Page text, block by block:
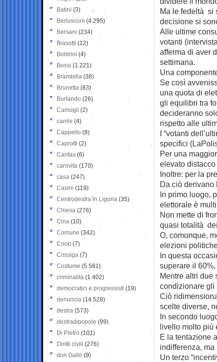
Ma le fedeltà si
decisione si
Alle ultime
votanti
afferma di aver
settimana.
Una
Se così
una quota di
gli equilibri tra
decideranno
rispetto alle
I “votanti
specifici
Per una
elevato
Inoltre: per la
Da ciò derivano
In primo luogo,
elettorale è
Non mette di
quasi totalità
O, comunque,
elezioni
In questa
superare il
Mentre altri due
condizionare gli
Ciò
scelte diverse,
In secondo
livello molto più
E la tentazione
indifferenza, ma
Un terzo
Batini (3)
Berlusconi (4.295)
Bersani (234)
Biasotti (12)
Boldrini (4)
Bossi (1.221)
Brambilla (38)
Brunetta (83)
Burlando (26)
Camogli (2)
canile (4)
Cappello (8)
Caprotti (2)
Caritas (6)
carovita (170)
casa (247)
Casini (119)
Centrodestra in Liguria (35)
Chiesa (276)
Cina (10)
Comune (342)
Coop (7)
Cossiga (7)
Costume (5.581)
criminalità (1.402)
democratici e progressisti (19)
denuncia (14.528)
destra (573)
destradipopolo (99)
Di Pietro (101)
Diritti civili (276)
don Gallo (9)